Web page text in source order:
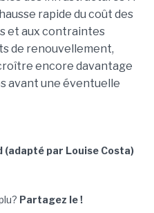
rapide du coût des
et aux contraintes
de renouvellement,
encore davantage
avant une éventuelle
(adapté par Louise Costa)
Partagez le !